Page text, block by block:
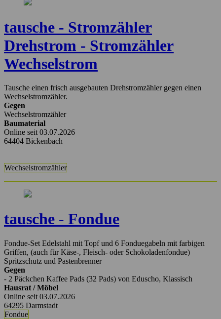
tausche - Stromzähler
Drehstrom - Stromzähler
Wechselstrom
Tausche einen frisch ausgebauten Drehstromzähler gegen einen
Wechselstromzähler.
Gegen
Wechselstromzähler
Baumaterial
Online seit 03.07.2026
64404 Bickenbach
Wechselstromzähler
tausche - Fondue
Fondue-Set Edelstahl mit Topf und 6 Fonduegabeln mit farbigen
Griffen, (auch für Käse-, Fleisch- oder Schokoladenfondue)
Spritzschutz und Pastenbrenner
Gegen
- 2 Päckchen Kaffee Pads (32 Pads) von Eduscho, Klassisch
Hausrat / Möbel
Online seit 03.07.2026
64295 Darmstadt
Fondue